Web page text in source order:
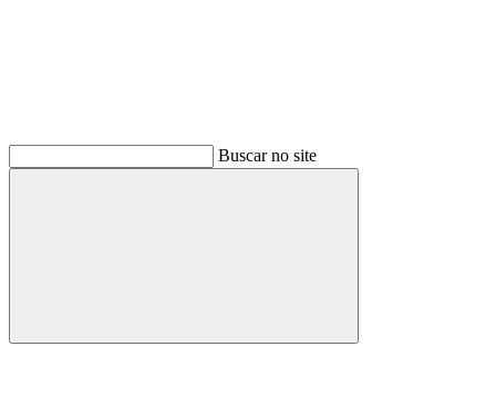
Buscar no site
Buscar